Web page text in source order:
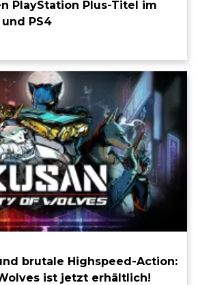
PlayStation Plus-Titel im
PS4
brutale Highspeed-Action:
ist jetzt erhältlich!